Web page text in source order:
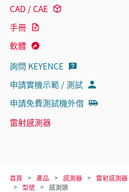
CAD / CAE
手冊
軟體
詢問 KEYENCE
申請實機示範 / 測試
申請免費測試機外借
雷射感測器
首頁 產品 感測器 雷射感測器
型號
感測頭